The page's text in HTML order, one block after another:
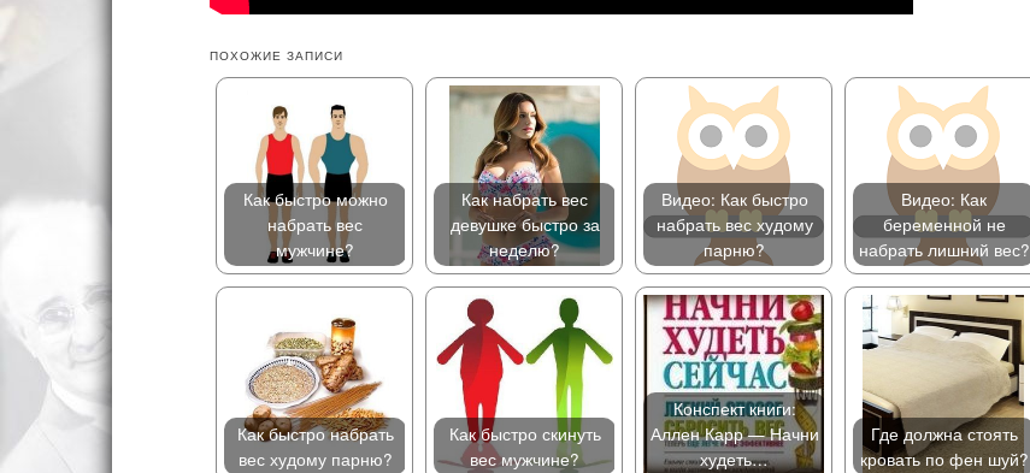
ПОХОЖИЕ ЗАПИСИ
Как быстро можно
набрать вес
мужчине?
Как набрать вес
девушке быстро за
неделю?
Видео: Как быстро
набрать вес худому
парню?
Видео: Как
беременной не
набрать лишний вес?
Как быстро набрать
вес худому парню?
Как быстро скинуть
вес мужчине?
Конспект книги:
Аллен Карр — Начни
худеть…
Где должна стоять
кровать по фен шуй?